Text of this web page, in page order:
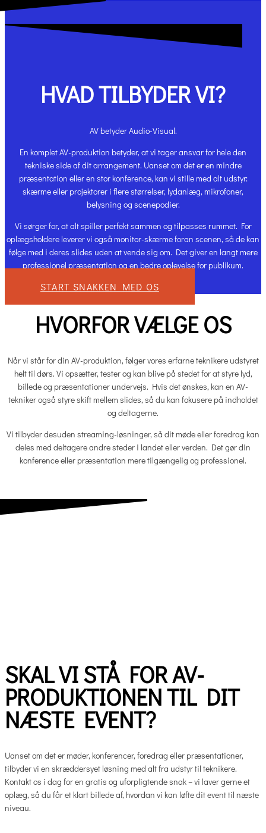
HVAD TILBYDER VI?
AV betyder Audio-Visual.
En komplet AV-produktion betyder, at vi tager ansvar for hele den
tekniske side af dit arrangement. Uanset om det er en mindre
præsentation eller en stor konference, kan vi stille med alt udstyr:
skærme eller projektorer i flere størrelser, lydanlæg, mikrofoner,
belysning og scenepodier.
Vi sørger for, at alt spiller perfekt sammen og tilpasses rummet. For
oplægsholdere leverer vi også monitor-skærme foran scenen, så de kan
følge med i deres slides uden at vende sig om. Det giver en langt mere
professionel præsentation og en bedre oplevelse for publikum.
START SNAKKEN MED OS
HVORFOR VÆLGE OS
Når vi står for din AV-produktion, følger vores erfarne teknikere udstyret
helt til dørs. Vi opsætter, tester og kan blive på stedet for at styre lyd,
billede og præsentationer undervejs. Hvis det ønskes, kan en AV-
tekniker også styre skift mellem slides, så du kan fokusere på indholdet
og deltagerne.
Vi tilbyder desuden streaming-løsninger, så dit møde eller foredrag kan
deles med deltagere andre steder i landet eller verden. Det gør din
konference eller præsentation mere tilgængelig og professionel.
SKAL VI STÅ FOR AV-
PRODUKTIONEN TIL DIT
NÆSTE EVENT?
Uanset om det er møder, konferencer, foredrag eller præsentationer,
tilbyder vi en skræddersyet løsning med alt fra udstyr til teknikere.
Kontakt os i dag for en gratis og uforpligtende snak – vi laver gerne et
oplæg, så du får et klart billede af, hvordan vi kan løfte dit event til næste
niveau.